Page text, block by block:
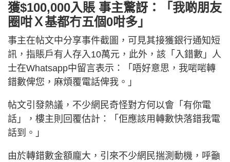
獲$100,000入賬 事主驚訝：「我啲朋友
圈咁Ｘ基都冇五個0咁多」
事主在帖文中分享事件截圖，可見其接獲銀行通知短
訊，指賬戶有人存入10萬元，此外，該「入錯數」人
士在Whatsapp中留言表示：「唔好意思，我啱啱轉
錯數俾您，麻煩覆電話俾我。」
帖文引發熱議，不少網民奇怪對方何以會「有你電
話」，樓主則回覆估計：「佢應該用轉數快落錯我電
話到。」
由於轉錯數金額龐大，引來不少網民揣測動機，呼籲